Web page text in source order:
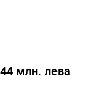
млн. лева